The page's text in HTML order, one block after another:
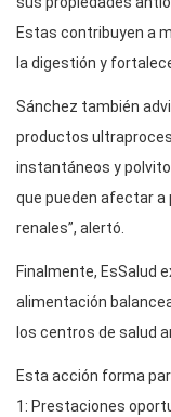
Estas contribuyen a
la digestión y
Sánchez también
productos
instantáneos y
que pueden afectar a
renales”, alertó.
Finalmente, EsSalud
alimentación
los centros de salud
Esta acción forma
1: Prestaciones